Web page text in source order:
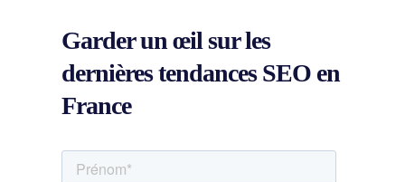
Garder un œil sur les
dernièrestendances SEO en
France